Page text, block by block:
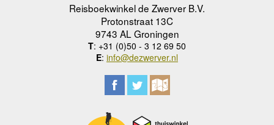
Reisboekwinkel de Zwerver B.V.
Protonstraat 13C
9743 AL Groningen
T: +31 (0)50 - 3 12 69 50
E: info@dezwerver.nl